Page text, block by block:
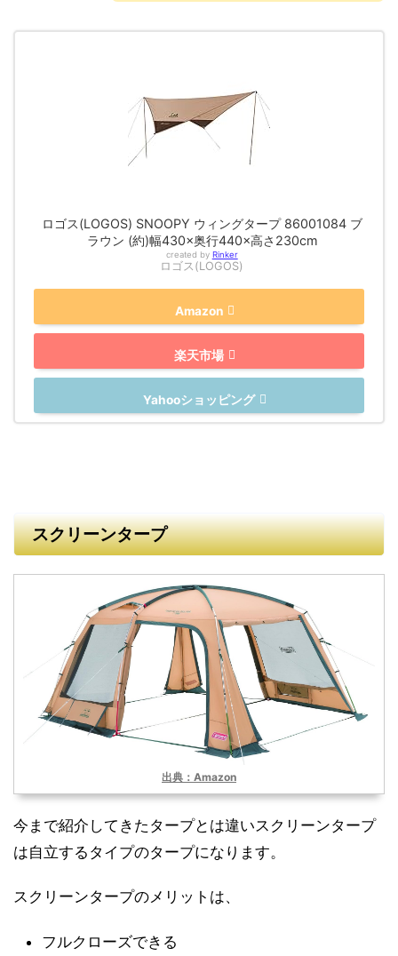
ロゴス(LOGOS) SNOOPY ウィングタープ 86001084 ブ
ラウン (約)幅430×奥行440×高さ230cm
created by Rinker
ロゴス(LOGOS)
Amazon
楽天市場
Yahooショッピング
スクリーンタープ
出典：Amazon
今まで紹介してきたタープとは違いスクリーンタープ
は自立するタイプのタープになります。
スクリーンタープのメリットは、
フルクローズできる